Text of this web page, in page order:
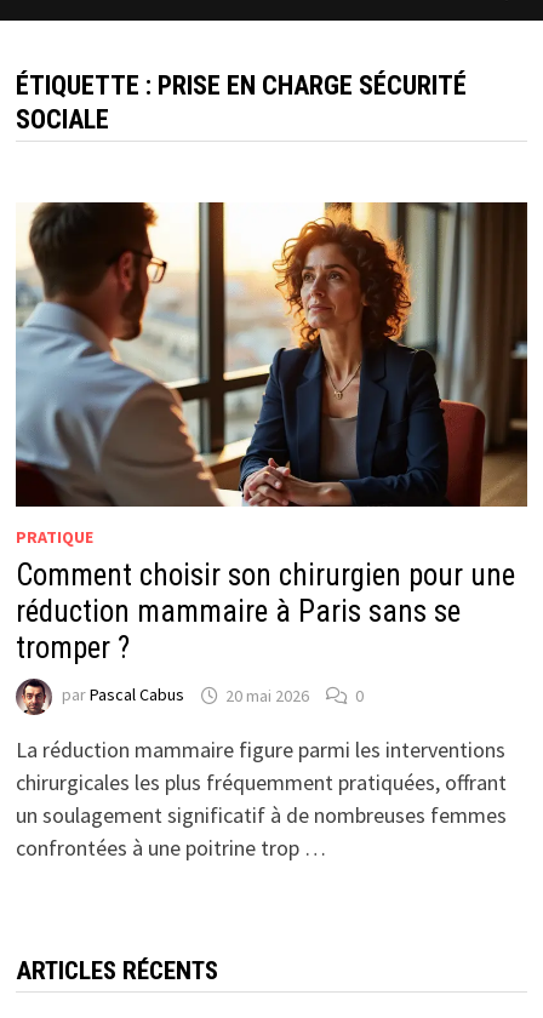
ÉTIQUETTE : PRISE EN CHARGE SÉCURITÉ
SOCIALE
PRATIQUE
Comment choisir son chirurgien pour une
réduction mammaire à Paris sans se
tromper ?
parPascal Cabus 20 mai 2026 0
La réduction mammaire figure parmi les interventions
chirurgicales les plus fréquemment pratiquées, offrant
un soulagement significatif à de nombreuses femmes
confrontées à une poitrine trop …
ARTICLES RÉCENTS